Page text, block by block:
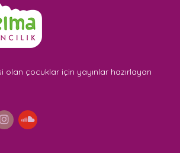
olan çocuklar için yayınlar hazırlayan